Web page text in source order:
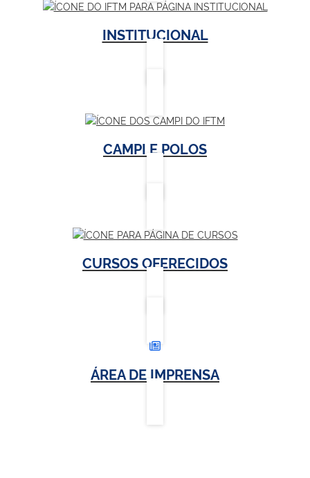
INSTITUCIONAL
CAMPI E POLOS
CURSOS OFERECIDOS
ÁREA DE IMPRENSA